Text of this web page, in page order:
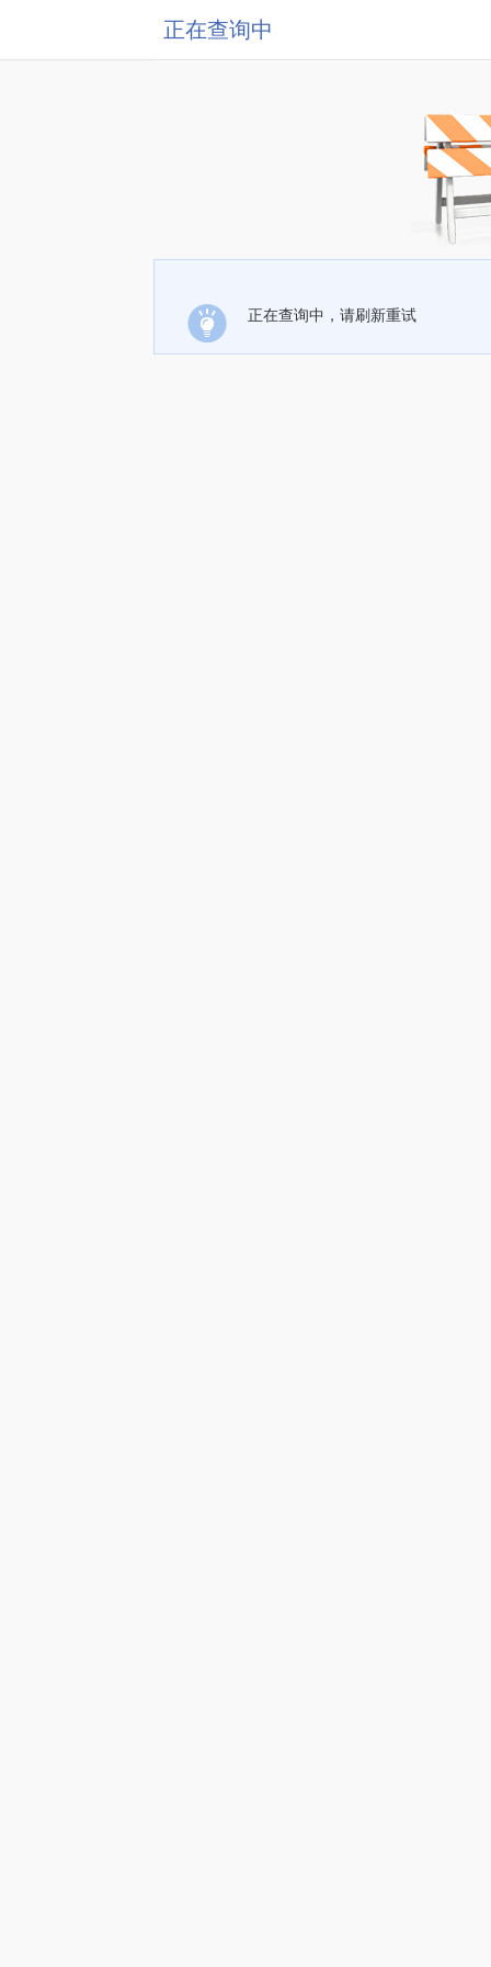
正在查询中
正在查询中，请刷新重试